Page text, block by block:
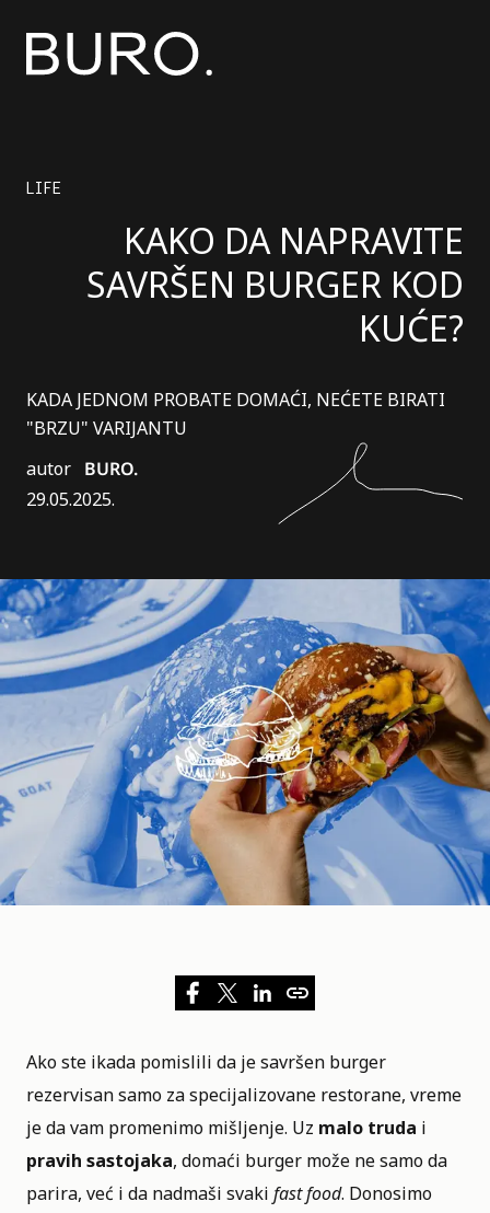
LIFE
KAKO DA NAPRAVITE
SAVRŠEN BURGER KOD
KUĆE?
KADA JEDNOM PROBATE DOMAĆI, NEĆETE BIRATI
"BRZU" VARIJANTU
autor BURO.
29.05.2025.
Ako ste ikada pomislili da je savršen burger
rezervisan samo za specijalizovane restorane, vreme
je da vam promenimo mišljenje. Uz malo truda i
pravih sastojaka, domaći burger može ne samo da
parira, već i da nadmaši svaki fast food. Donosimo